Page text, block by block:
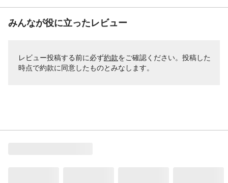
みんなが役に立ったレビュー
レビュー投稿する前に必ず約款をご確認ください。投稿した
時点で約款に同意したものとみなします。